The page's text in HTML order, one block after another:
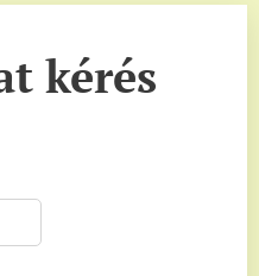
kérés